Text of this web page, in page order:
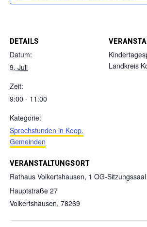
DETAILS
Datum:
9. Juli
Zeit:
9:00 - 11:00
Kategorie:
Sprechstunden in Koop.
Gemeinden
VERANSTALTUNGSORT
Rathaus Volkertshausen, 1 OG-Sitzungssaal
Hauptstraße 27
Volkertshausen, 78269
Landkreis